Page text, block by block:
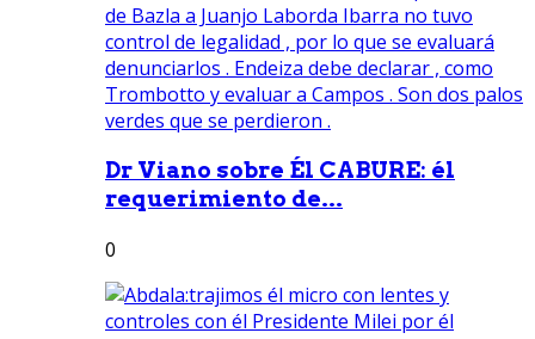
Dr Viano sobre Él CABURE: él
requerimiento de...
0